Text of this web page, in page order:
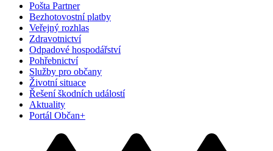
Pošta Partner
Bezhotovostní platby
Veřejný rozhlas
Zdravotnictví
Odpadové hospodářství
Pohřebnictví
Služby pro občany
Životní situace
Řešení škodních událostí
Aktuality
Portál Občan+